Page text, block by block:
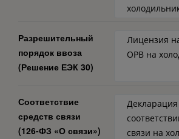
Разрешительный
порядок ввоза
(Решение ЕЭК 30)
Лицензия
ОРВ на
Соответствие
средств связи
(126-ФЗ «О связи»)
связи на